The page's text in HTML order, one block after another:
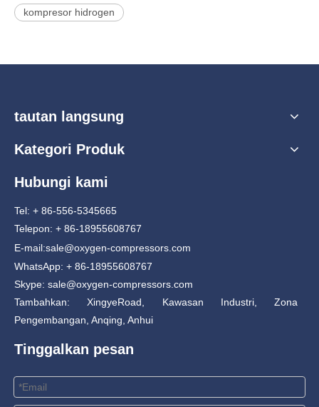
kompresor hidrogen
tautan langsung
Kategori Produk
Hubungi kami
Tel: + 86-556-5345665
Telepon: + 86-18955608767
E-mail:sale@oxygen-compressors.com
WhatsApp: + 86-18955608767
Skype: sale@oxygen-compressors.com
Tambahkan: XingyeRoad, Kawasan Industri, Zona
Pengembangan, Anqing, Anhui
Tinggalkan pesan